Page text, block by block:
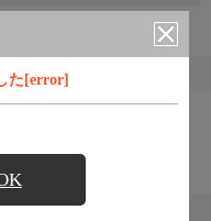
た[error]